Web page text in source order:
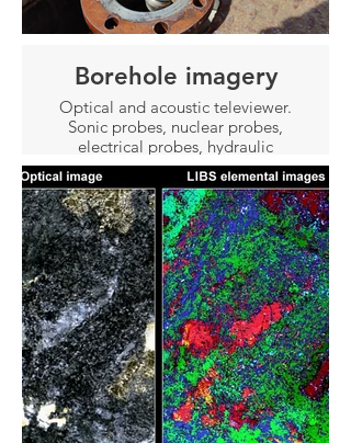
Borehole imagery
Optical and acoustic televiewer.
Sonic probes, nuclear probes,
electrical probes, hydraulic
probes and drilling geometry
probes.